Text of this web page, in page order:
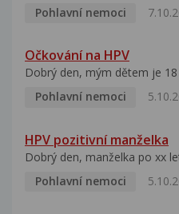
Pohlavní nemoci
Očkování na HPV
Dobrý den, mým dětem je
Pohlavní nemoci
HPV pozitivní manželka
Dobrý den, manželka po xx
Pohlavní nemoci